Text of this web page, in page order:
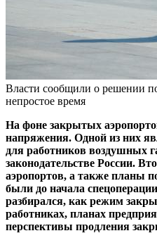
Власти сообщили о решении
непростое время
На фоне закрытых
напряжения. Одной из них
для работников воздушных
законодательстве России.
аэропортов, а также планы
были до начала
разбирался, как режим
работниках, планах
перспективы продления